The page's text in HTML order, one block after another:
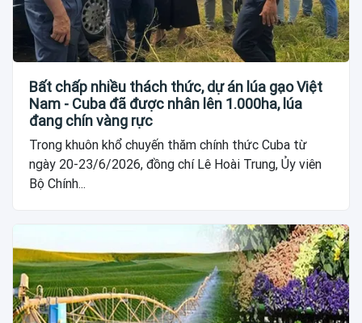
Bất chấp nhiều thách thức, dự án lúa gạo Việt
Nam - Cuba đã được nhân lên 1.000ha, lúa
đang chín vàng rực
Trong khuôn khổ chuyến thăm chính thức Cuba từ
ngày 20-23/6/2026, đồng chí Lê Hoài Trung, Ủy viên
Bộ Chính...